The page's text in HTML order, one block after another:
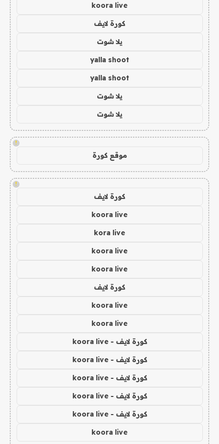
koora live
كورة لايف
يلا شوت
yalla shoot
yalla shoot
يلا شوت
يلا شوت
!
موقع كورة
!
كورة لايف
koora live
kora live
koora live
koora live
كورة لايف
koora live
koora live
كورة لايف - koora live
كورة لايف - koora live
كورة لايف - koora live
كورة لايف - koora live
كورة لايف - koora live
koora live